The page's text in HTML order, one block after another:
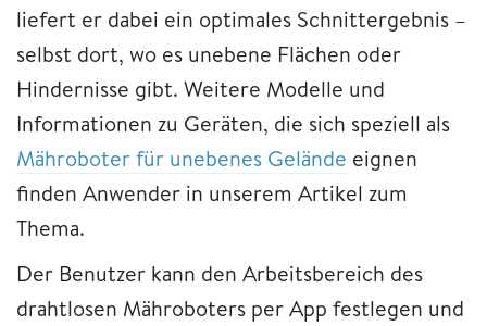
liefert er dabei ein optimales Schnittergebnis –
selbst dort, wo es unebene Flächen oder
Hindernisse gibt. Weitere Modelle und
Informationen zu Geräten, die sich speziell als
Mähroboter für unebenes Gelände eignen
finden Anwender in unserem Artikel zum
Thema.
Der Benutzer kann den Arbeitsbereich des
drahtlosen Mähroboters per App festlegen und